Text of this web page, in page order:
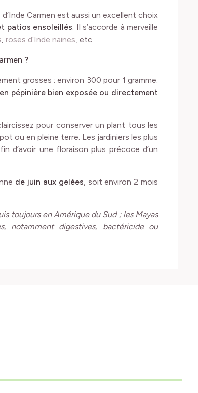
d’Inde Carmen est aussi un excellent choix
patios ensoleillés . Il s’accorde à merveille
roses d’Inde naines , etc.
?
grosses : environ 300 pour 1 gramme.
pépinière bien exposée ou directement
pour conserver un plant tous les
ou en pleine terre. Les jardiniers les plus
d’avoir une floraison plus précoce d’un
de juin aux gelées , soit environ 2 mois
toujours en Amérique du Sud ; les Mayas
notamment digestives, bactéricide ou